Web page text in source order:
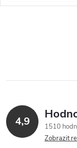
4,9
1510
Zobrazit